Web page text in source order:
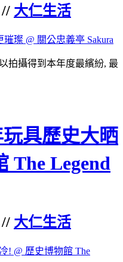
大仁生活
拍攝得到本年度最繽紛, 最
玩具歷史大晒
The Legend
大仁生活